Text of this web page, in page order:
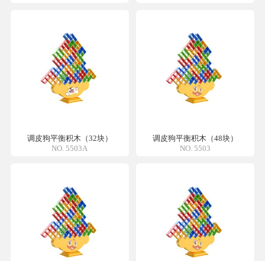
调皮狗平衡积木（32块）
NO. 5503A
调皮狗平衡积木（48块）
NO. 5503